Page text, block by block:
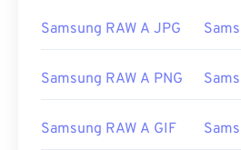
Samsung RAW A JPG
Samsung RAW A PNG
Samsung RAW A GIF